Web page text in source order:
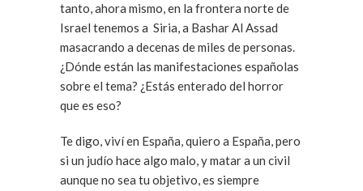
tanto, ahora mismo, en la frontera norte de
Israel tenemos a Siria, a Bashar Al Assad
masacrando a decenas de miles de personas.
¿Dónde están las manifestaciones españolas
sobre el tema? ¿Estás enterado del horror
que es eso?
Te digo, viví en España, quiero a España, pero
si un judío hace algo malo, y matar a un civil
aunque no sea tu objetivo, es siempre